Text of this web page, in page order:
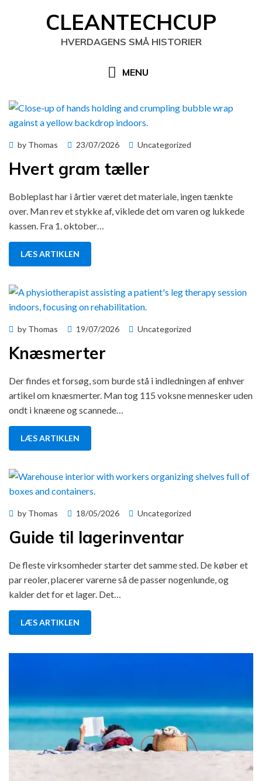
CLEANTECHCUP
HVERDAGENS SMÅ HISTORIER
MENU
by Thomas
Posted
23/07/2026 Uncategorized
Hvert gram tæller
Bobleplast har i årtier været det materiale, ingen tænkte
over. Man rev et stykke af, viklede det om varen og lukkede
kassen. Fra 1. oktober…
LÆS ARTIKLEN
by Thomas
Posted
19/07/2026 Uncategorized
Knæsmerter
Der findes et forsøg, som burde stå i indledningen af enhver
artikel om knæsmerter. Man tog 115 voksne mennesker uden
ondt i knæene og scannede…
LÆS ARTIKLEN
by Thomas
Posted
18/05/2026 Uncategorized
Guide til lagerinventar
De fleste virksomheder starter det samme sted. De køber et
par reoler, placerer varerne så de passer nogenlunde, og
kalder det for et lager. Det…
LÆS ARTIKLEN